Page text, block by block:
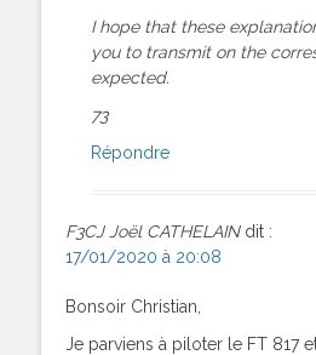
I hope that these
you to transmit on the
expected.
73
Répondre
F3CJ Joël CATHELAIN dit :
17/01/2020 à 20:08
Bonsoir Christian,
Je parviens à piloter le FT 817